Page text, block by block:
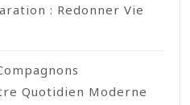
: Redonner Vie
Quotidien Moderne